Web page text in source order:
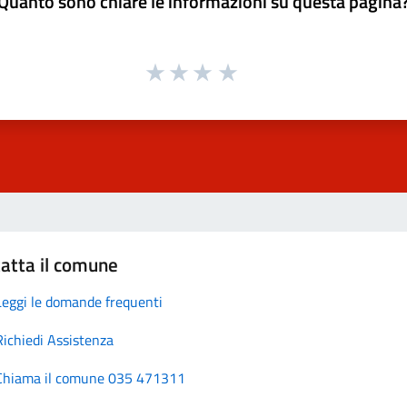
il comune
le domande frequenti
Assistenza
il comune 035 471311